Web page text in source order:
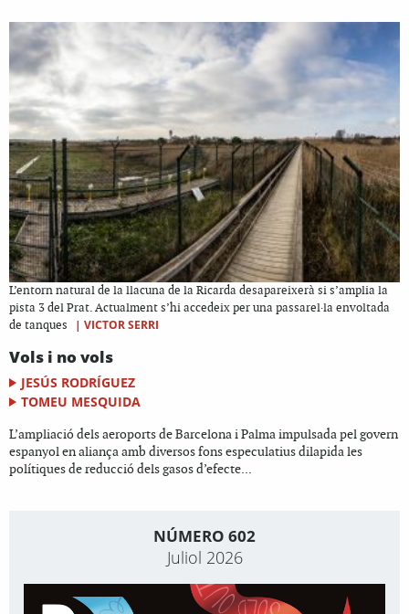
L’entorn natural de la llacuna de la Ricarda desapareixerà si s’amplia la
pista 3 del Prat. Actualment s’hi accedeix per una passarel·la envoltada
de tanques
| VICTOR SERRI
Vols i no vols
JESÚS RODRÍGUEZ
TOMEU MESQUIDA
L’ampliació dels aeroports de Barcelona i Palma impulsada pel govern
espanyol en aliança amb diversos fons especulatius dilapida les
polítiques de reducció dels gasos d’efecte...
NÚMERO 602
Juliol 2026